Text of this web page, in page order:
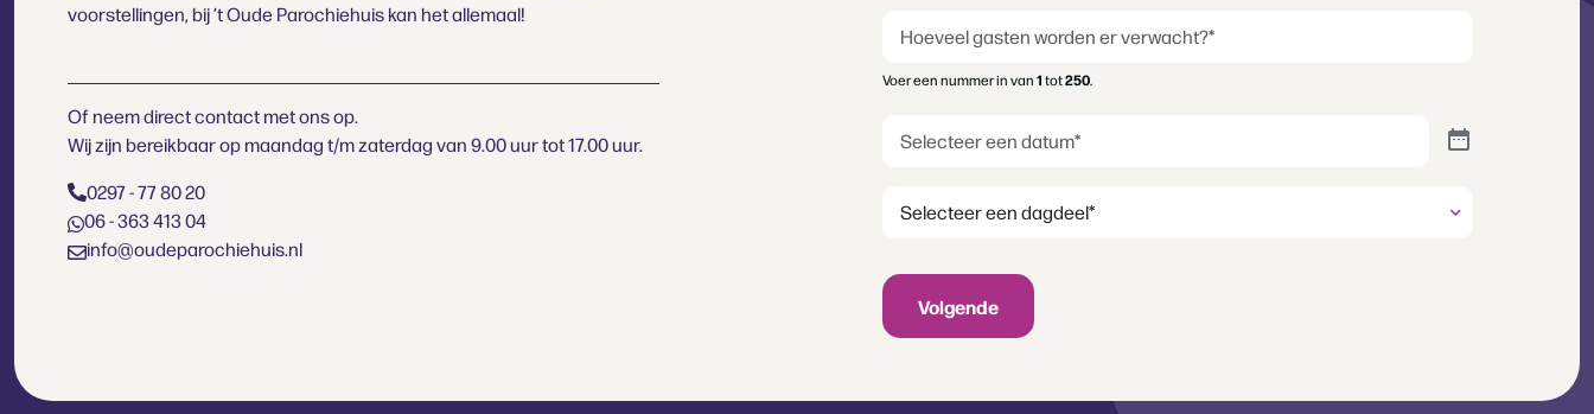
voorstellingen, bij ’t Oude Parochiehuis kan het allemaal!
Of neem direct contact met ons op.
Wij zijn bereikbaar op maandag t/m zaterdag van 9.00 uur tot 17.00 uur.
0297 - 77 80 20
06 - 363 413 04
info@oudeparochiehuis.nl
organiseren?
(Vereist)
gasten
worden
(Vereist)
Voer een nummer in van1tot250.
Volgende